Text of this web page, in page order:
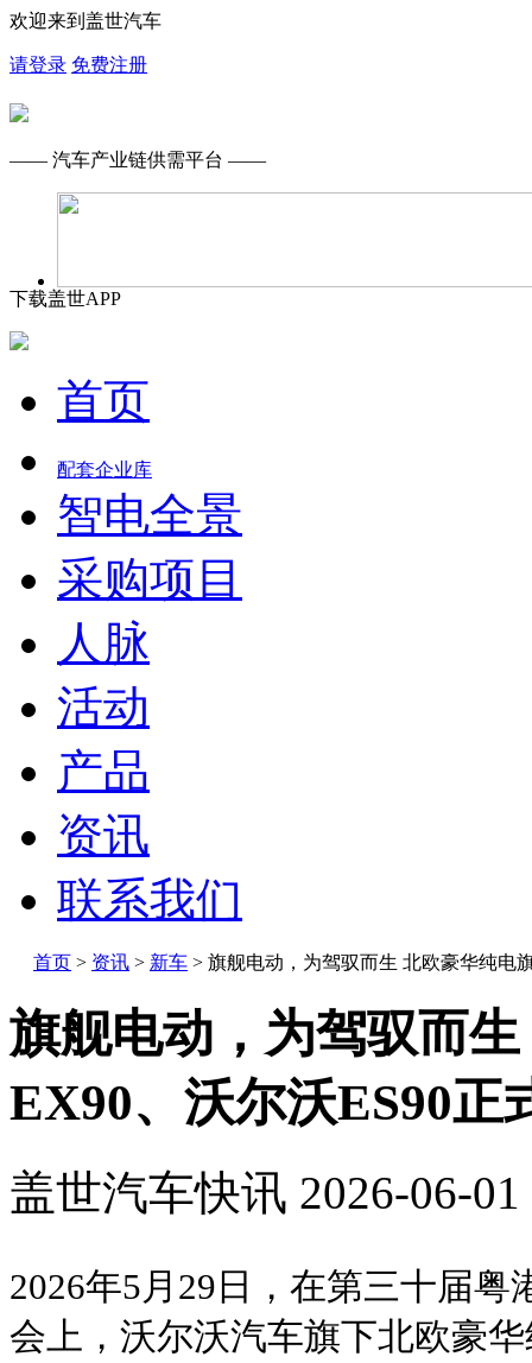
欢迎来到盖世汽车
请登录 免费注册
—— 汽车产业链供需平台 ——
下载盖世APP
首页
配套企业库
智电全景
采购项目
人脉
活动
产品
资讯
联系我们
首页 > 资讯 > 新车 > 旗舰电动，为驾驭而生 北欧豪华纯电
旗舰电动，为驾驭而
EX90、沃尔沃ES90正
盖世汽车快讯 2026-06-
2026年5月29日，在第三十届
会上，沃尔沃汽车旗下北欧豪